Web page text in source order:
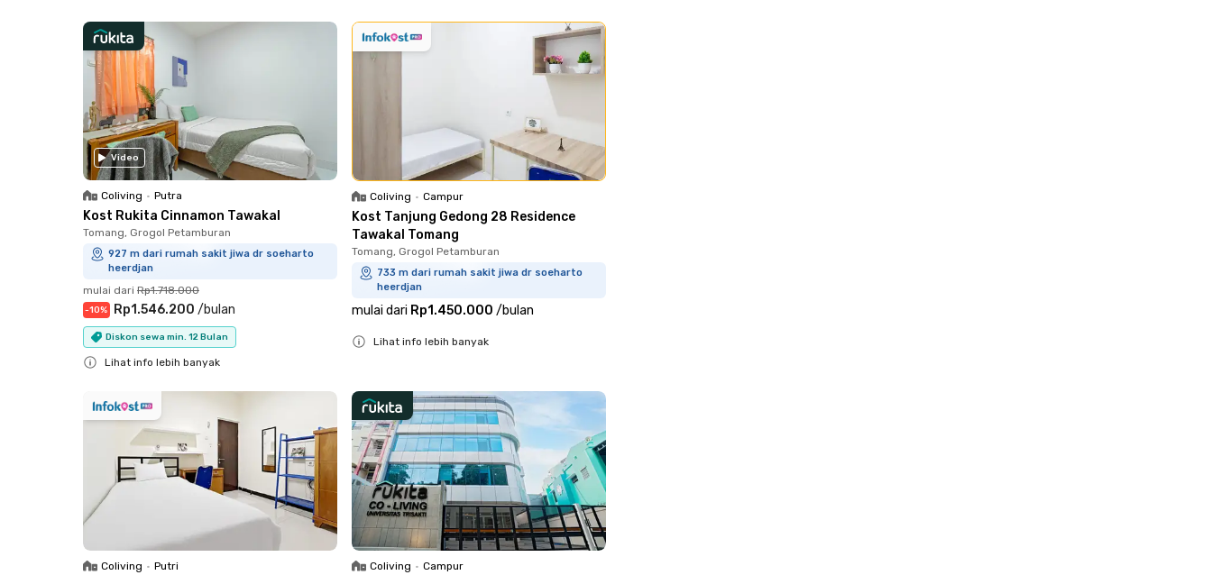
Video
Coliving • Putra
Kost Rukita Cinnamon Tawakal
Tomang, Grogol Petamburan
927 m dari rumah sakit jiwa dr soeharto
heerdjan
mulai dari Rp1.718.000
-10% Rp1.546.200 /bulan
Diskon sewa min. 12 Bulan
Lihat info lebih banyak
Coliving • Campur
Kost Tanjung Gedong 28 Residence
Tawakal Tomang
Tomang, Grogol Petamburan
733 m dari rumah sakit jiwa dr soeharto
heerdjan
mulai dari Rp1.450.000 /bulan
Lihat info lebih banyak
Coliving • Putri Coliving • Campur